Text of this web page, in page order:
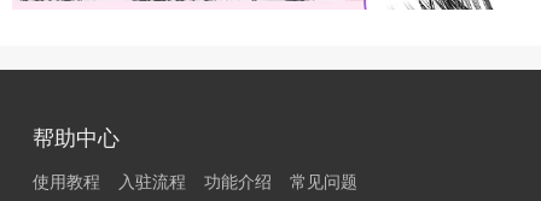
帮助中心
使用教程 入驻流程 功能介绍 常见问题